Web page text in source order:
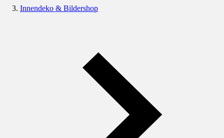
Innendeko & Bildershop